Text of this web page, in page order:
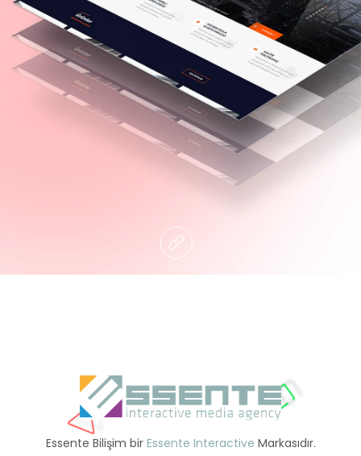
Essente Bilişim bir Essente Interactive Markasıdır.